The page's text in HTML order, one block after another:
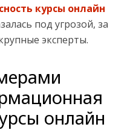
курсы онлайн
под угрозой, за
эксперты.
онлайн